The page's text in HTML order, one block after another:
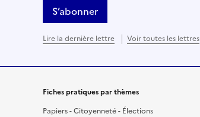
S’abonner
Lire la dernière lettre Voir toutes les lettres
Fiches pratiques par thèmes
Papiers - Citoyenneté - Élections